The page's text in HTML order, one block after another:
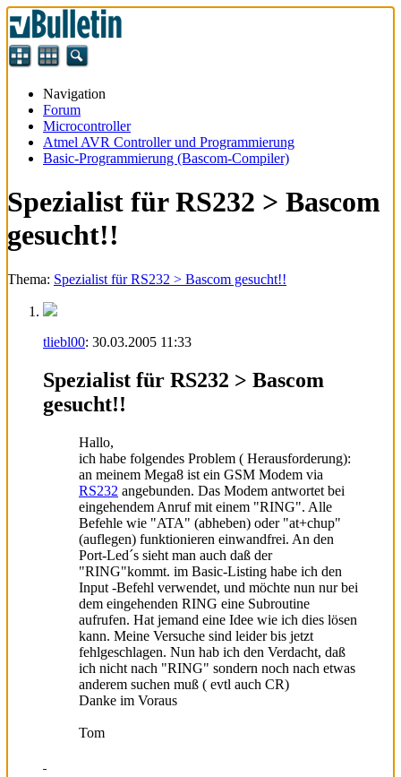
Navigation
Forum
Microcontroller
Atmel AVR Controller und Programmierung
Basic-Programmierung (Bascom-Compiler)
Spezialist für RS232 > Bascom
gesucht!!
Thema: Spezialist für RS232 > Bascom gesucht!!
tliebl00: 30.03.2005 11:33
Spezialist für RS232 > Bascom
gesucht!!
Hallo,
ich habe folgendes Problem ( Herausforderung):
an meinem Mega8 ist ein GSM Modem via
RS232 angebunden. Das Modem antwortet bei
eingehendem Anruf mit einem "RING". Alle
Befehle wie "ATA" (abheben) oder "at+chup"
(auflegen) funktionieren einwandfrei. An den
Port-Led´s sieht man auch daß der
"RING"kommt. im Basic-Listing habe ich den
Input -Befehl verwendet, und möchte nun nur bei
dem eingehenden RING eine Subroutine
aufrufen. Hat jemand eine Idee wie ich dies lösen
kann. Meine Versuche sind leider bis jetzt
fehlgeschlagen. Nun hab ich den Verdacht, daß
ich nicht nach "RING" sondern noch nach etwas
anderem suchen muß ( evtl auch CR)
Danke im Voraus
Tom